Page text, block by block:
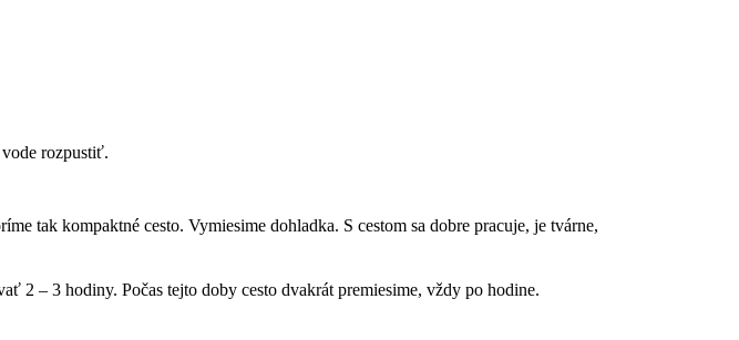
rozpustiť.
tak kompaktné cesto. Vymiesime dohladka. S cestom sa dobre pracuje, je tvárne,
2 – 3 hodiny. Počas tejto doby cesto dvakrát premiesime, vždy po hodine.